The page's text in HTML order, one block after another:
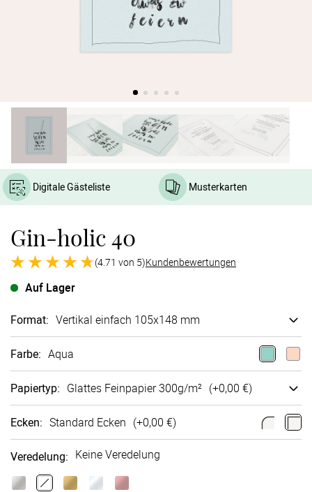
Digitale Gästeliste Musterkarten
Gin-holic 40
(4.71 von 5)Kundenbewertungen
Auf Lager
Format: Vertikal einfach 105x148 mm
Farbe: Aqua
Papiertyp: Glattes Fein­papier 300g/m² (+0,00 €)
Ecken: Standard Ecken (+0,00 €)
Veredelung: Keine Veredelung